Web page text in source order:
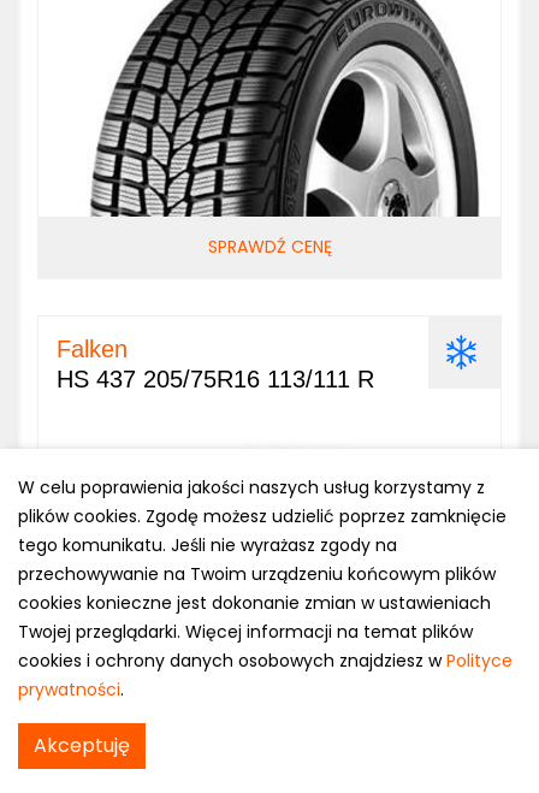
SPRAWDŹ CENĘ
Falken
HS 437 205/75R16 113/111 R
W celu poprawienia jakości naszych usług korzystamy z
plików cookies. Zgodę możesz udzielić poprzez zamknięcie
tego komunikatu. Jeśli nie wyrażasz zgody na
przechowywanie na Twoim urządzeniu końcowym plików
cookies konieczne jest dokonanie zmian w ustawieniach
Twojej przeglądarki. Więcej informacji na temat plików
cookies i ochrony danych osobowych znajdziesz wPolityce
prywatności.
Akceptuję